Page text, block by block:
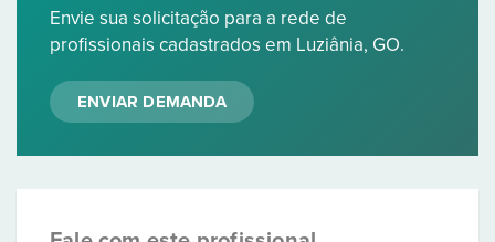
Envie sua solicitação para a rede de
profissionais cadastrados em Luziânia, GO.
ENVIAR DEMANDA